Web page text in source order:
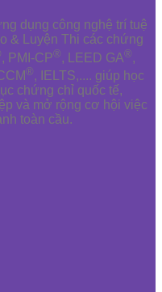
dụng công nghệ trí tuệ
& Luyện Thi các chứng
, PMI-CP®, LEED GA®,
®, IELTS,.... giúp học
chứng chỉ quốc tế,
và mở rộng cơ hội việc
toàn cầu.